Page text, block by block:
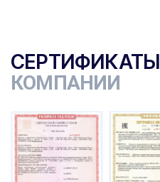
СЕРТИФИКАТЫ
КОМПАНИИ